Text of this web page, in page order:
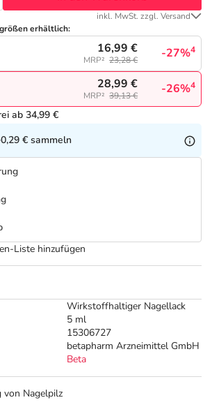
Wirkstoffhaltiger Nagellack
5 ml
15306727
betapharm Arzneimittel GmbH
Beta
inkl. MwSt. zzgl. Versand
erhältlich:
16,99 €
MRP² 23,28 € -27%4
28,99 €
MRP² 39,13 € -26%4
ab 34,99 €
€ sammeln
Liste hinzufügen
von Nagelpilz